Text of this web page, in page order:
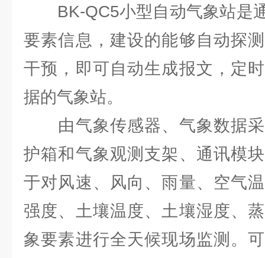
BK-QC5小型自动气象站是
要素信息，建设的能够自动探
干预，即可自动生成报文，定
据的气象站。
由气象传感器、气象数据采
护箱和气象观测支架、通讯模
于对风速、风向、雨量、空气
强度、土壤温度、土壤湿度、
象要素进行全天候现场监测。